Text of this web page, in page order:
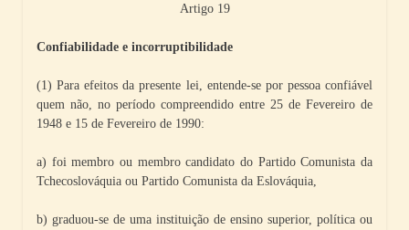
Artigo 19
Confiabilidade e incorruptibilidade
(1) Para efeitos da presente lei, entende-se por pessoa confiável
quem não, no período compreendido entre 25 de Fevereiro de
1948 e 15 de Fevereiro de 1990:
a) foi membro ou membro candidato do Partido Comunista da
Tchecoslováquia ou Partido Comunista da Eslováquia,
b) graduou-se de uma instituição de ensino superior, política ou